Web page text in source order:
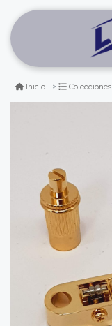
Inicio Colecciones